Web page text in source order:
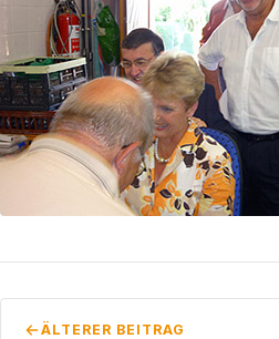
ÄLTERER BEITRAG